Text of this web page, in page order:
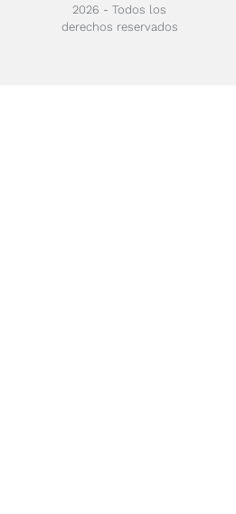
2026 - Todos los
derechos reservados